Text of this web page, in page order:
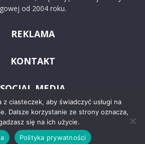
od 2004 roku.
REKLAMA
KONTAKT
SOCIAL MEDIA
z ciasteczek, aby świadczyć usługi na
Dalsze korzystanie ze strony oznacza,
się na ich użycie.
Polityka prywatności